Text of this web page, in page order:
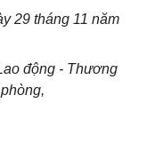
29 tháng 11 năm
động - Thương